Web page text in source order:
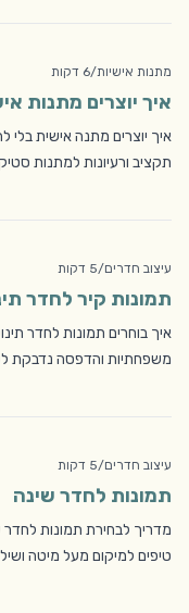
מתנות אישיות/6 דקות
איך יוצרים מתנות
איך יוצרים מתנה אישית
תקציב ורעיונות למתנות
עיצוב חדרים/5 דקות
תמונות קיר לחדר
איך בוחרים תמונות לחדר
משפחתיות והדפסה נדבקת
עיצוב חדרים/5 דקות
תמונות לחדר שינה
מדריך לבחירת תמונות לחדר
טיפים למיקום מעל מיטה